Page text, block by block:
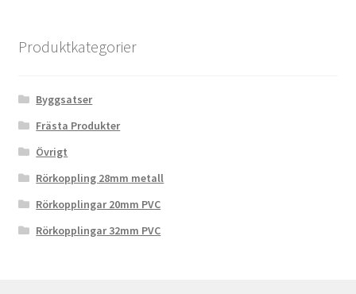
Produktkategorier
Byggsatser
Frästa Produkter
Övrigt
Rörkoppling 28mm metall
Rörkopplingar 20mm PVC
Rörkopplingar 32mm PVC